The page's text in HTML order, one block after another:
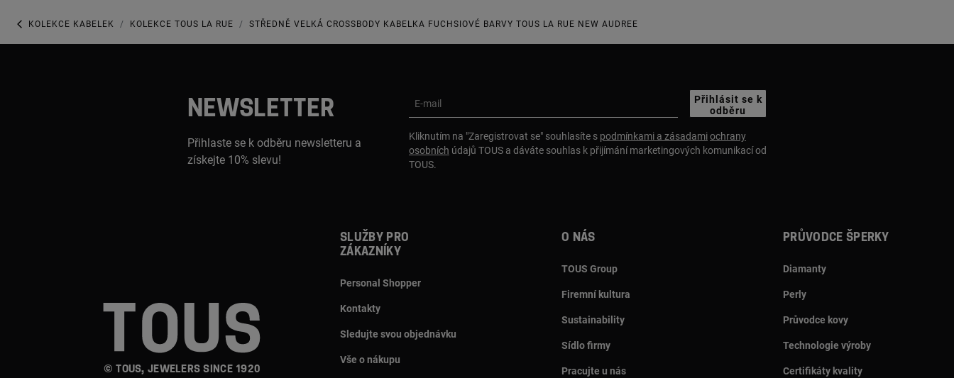
KOLEKCE KABELEK KOLEKCE TOUS LA RUE STŘEDNĚ VELKÁ CROSSBODY KABELKA FUCHSIOVÉ BARVY TOUS LA RUE NEW AUDREE
NEWSLETTER
Přihlaste se k odběru newsletteru a
získejte 10% slevu!
E-mail
Přihlásit se k
odběru
Kliknutím na "Zaregistrovat se" souhlasíte s podmínkami a zásadamiochrany
osobních údajů TOUS a dáváte souhlas k přijímání marketingových komunikací od
TOUS.
© TOUS, JEWELERS SINCE 1920
Služby pro
zákazníky
Personal Shopper
Kontakty
Sledujte svou objednávku
Vše o nákupu
O nás
TOUS Group
Firemní kultura
Sustainability
Sídlo firmy
Pracujte u nás
Průvodce šperky
Diamanty
Perly
Průvodce kovy
Technologie výroby
Certifikáty kvality